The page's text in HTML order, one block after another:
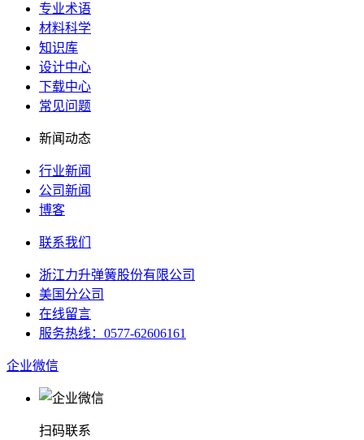
专业术语
材料科学
知识库
设计中心
下载中心
常见问题
新闻动态
行业新闻
公司新闻
博客
联系我们
浙江力升弹簧股份有限公司
美国分公司
在线留言
服务热线：0577-62606161
企业微信
扫码联系